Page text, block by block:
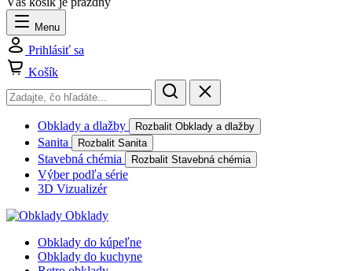
Menu
Prihlásiť sa
Košík
Obklady a dlažby Rozbalit Obklady a dlažby
Sanita Rozbalit Sanita
Stavebná chémia Rozbalit Stavebná chémia
Výber podľa série
3D Vizualizér
Obklady
Obklady do kúpeľne
Obklady do kuchyne